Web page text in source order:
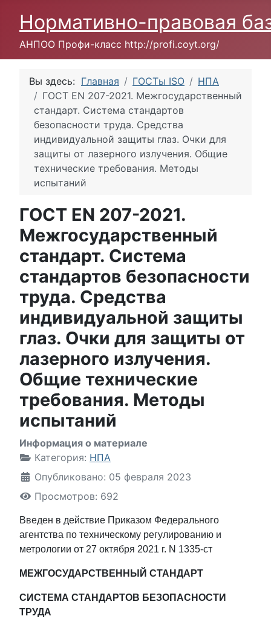
Нормативно-правовая
АНПОО Профи-класс http://profi.coyt.org/
Вы здесь: Главная ГОСТы ISO
НПА
ГОСТ EN 207-2021. Межгосударственный
стандарт. Система стандартов
безопасности труда. Средства
индивидуальной защиты глаз. Очки для
защиты от лазерного излучения. Общие
технические требования. Методы
испытаний
ГОСТ EN 207-2021.
Межгосударственный
стандарт. Система
стандартов безопасности
труда. Средства
индивидуальной защиты
глаз. Очки для защиты от
лазерного излучения.
Общие технические
требования. Методы
испытаний
Информация о материале
Категория: НПА
Опубликовано: 05 февраля 2023
Просмотров: 692
Введен в действие Приказом Федерального
агентства по техническому регулированию и
метрологии от 27 октября 2021 г. N 1335-ст
МЕЖГОСУДАРСТВЕННЫЙ СТАНДАРТ
СИСТЕМА СТАНДАРТОВ БЕЗОПАСНОСТИ
ТРУДА